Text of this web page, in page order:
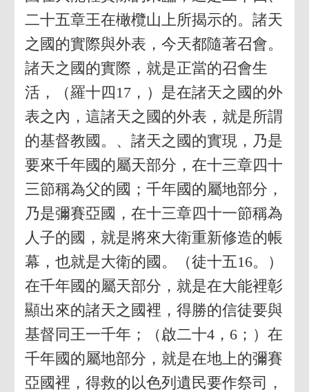
二十五章王在橄欖山上所揭示的。諸天
之國的實際與外表，今天都隨著召會。
諸天之國的實際，就是正當的召會生
活，（羅十四17，）是在諸天之國的外
表之內，這諸天之國的外表，就是所謂
的基督教國。、諸天之國的實現，乃是
要來千年國的屬天部分，在十三章四十
三節稱為父的國；千年國的屬地部分，
乃是彌賽亞國，在十三章四十一節稱為
人子的國，就是將來大衛重新修造的帳
幕，也就是大衛的國。（徒十五16。）
在千年國的屬天部分，就是在大能裡彰
顯出來的諸天之國裡，得勝的信徒要與
基督同王一千年；（啟二十4，6；）在
千年國的屬地部分，就是在地上的彌賽
亞國裡，得救的以色列遺民要作祭司，